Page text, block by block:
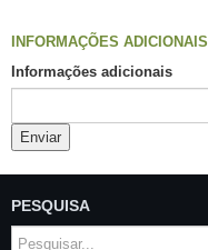
INFORMAÇÕES ADICIONAIS
Informações adicionais
Enviar
PESQUISA
Pesquisar...